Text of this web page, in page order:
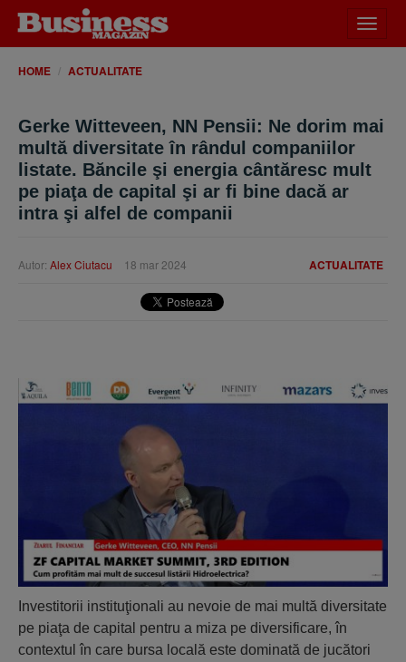
meniu
HOME ACTUALITATE
Gerke Witteveen, NN Pensii: Ne dorim mai
multă diversitate în rândul companiilor
listate. Băncile şi energia cântăresc mult
pe piaţa de capital şi ar fi bine dacă ar
intra şi alfel de companii
ACTUALITATE
Autor: Alex Ciutacu 18 mar 2024
Investitorii instituţionali au nevoie de mai multă diversitate
pe piaţa de capital pentru a miza pe diversificare, în
contextul în care bursa locală este dominată de jucători